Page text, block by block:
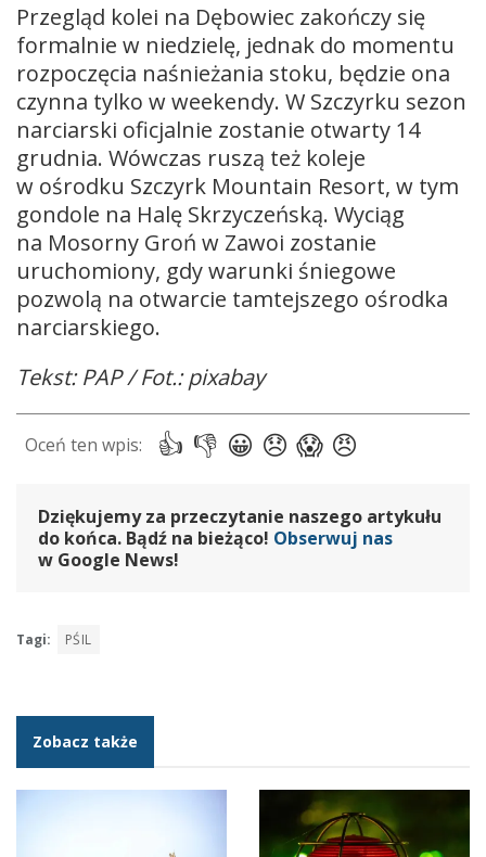
Przegląd kolei na Dębowiec zakończy się
formalnie w niedzielę, jednak do momentu
rozpoczęcia naśnieżania stoku, będzie ona
czynna tylko w weekendy. W Szczyrku sezon
narciarski oficjalnie zostanie otwarty 14
grudnia. Wówczas ruszą też koleje
w ośrodku Szczyrk Mountain Resort, w tym
gondole na Halę Skrzyczeńską. Wyciąg
na Mosorny Groń w Zawoi zostanie
uruchomiony, gdy warunki śniegowe
pozwolą na otwarcie tamtejszego ośrodka
narciarskiego.
Tekst: PAP / Fot.: pixabay
Dziękujemy za przeczytanie naszego artykułu
do końca. Bądź na bieżąco! Obserwuj nas
w Google News!
Tagi: PŚIL
Zobacz także